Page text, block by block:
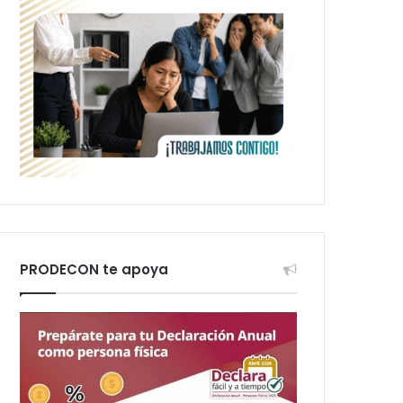
PRODECON te apoya